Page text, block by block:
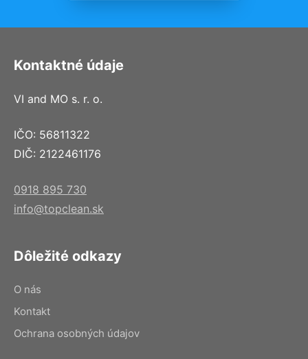
Kontaktné údaje
VI and MO s. r. o.
IČO: 56811322
DIČ: 2122461176
0918 895 730
info@topclean.sk
Dôležité odkazy
O nás
Kontakt
Ochrana osobných údajov